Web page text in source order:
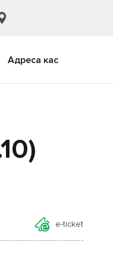
Адреса кас
e-ticket